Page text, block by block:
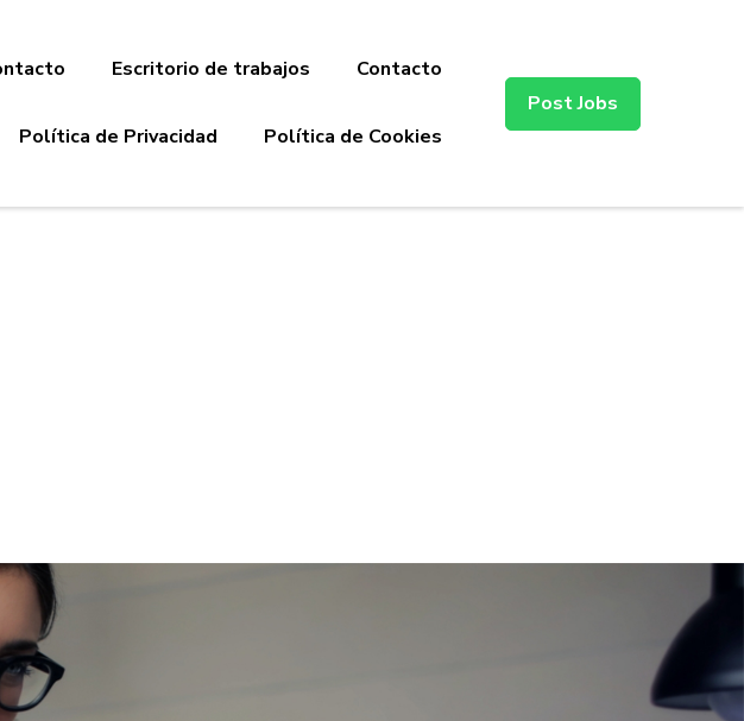
Escritorio de trabajos Contacto
Política de Privacidad Política de Cookies
Post Jobs